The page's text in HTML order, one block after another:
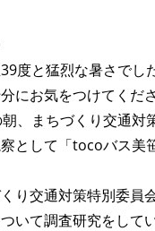
度と猛烈な暑さでし
にお気をつけてくださ
、まちづくり交通対
として「tocoバス美
り交通対策特別委員
いて調査研究をしてい